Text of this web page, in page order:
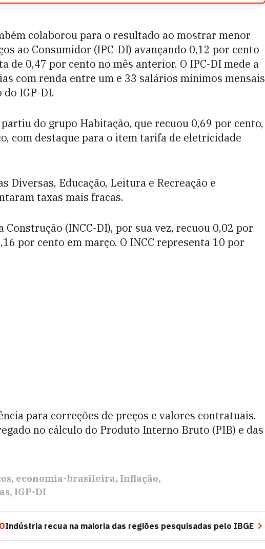
colaborou para o resultado ao mostrar menor
ao Consumidor (IPC-DI) avançando 0,12 por cento
de 0,47 por cento no mês anterior. O IPC-DI mede a
com renda entre um e 33 salários mínimos mensais
IGP-DI.
do grupo Habitação, que recuou 0,69 por cento,
com destaque para o item tarifa de eletricidade
Diversas, Educação, Leitura e Recreação e
taxas mais fracas.
Construção (INCC-DI), por sua vez, recuou 0,02 por
por cento em março. O INCC representa 10 por
para correções de preços e valores contratuais.
no cálculo do Produto Interno Bruto (PIB) e das
economia-brasileira Inflação
IGP-DI
Indústria recua na maioria das regiões pesquisadas pelo IBGE